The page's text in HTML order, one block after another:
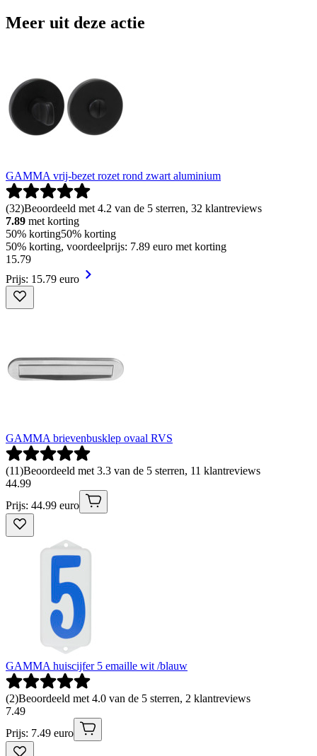
Meer uit deze actie
GAMMA vrij-bezet rozet rond zwart aluminium
(32)Beoordeeld met 4.2 van de 5 sterren, 32 klantreviews
7.89 met korting
50% korting50% korting
50% korting, voordeelprijs: 7.89 euro met korting
15.79
Prijs: 15.79 euro
GAMMA brievenbusklep ovaal RVS
(11)Beoordeeld met 3.3 van de 5 sterren, 11 klantreviews
44.99
Prijs: 44.99 euro
GAMMA huiscijfer 5 emaille wit /blauw
(2)Beoordeeld met 4.0 van de 5 sterren, 2 klantreviews
7.49
Prijs: 7.49 euro